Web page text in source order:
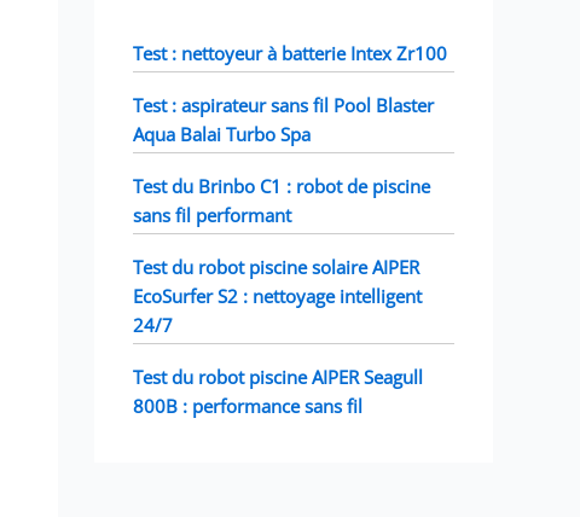
Test : nettoyeur à batterie Intex Zr100
Test : aspirateur sans fil Pool Blaster
Aqua Balai Turbo Spa
Test du Brinbo C1 : robot de piscine
sans fil performant
Test du robot piscine solaire AIPER
EcoSurfer S2 : nettoyage intelligent
24/7
Test du robot piscine AIPER Seagull
800B : performance sans fil